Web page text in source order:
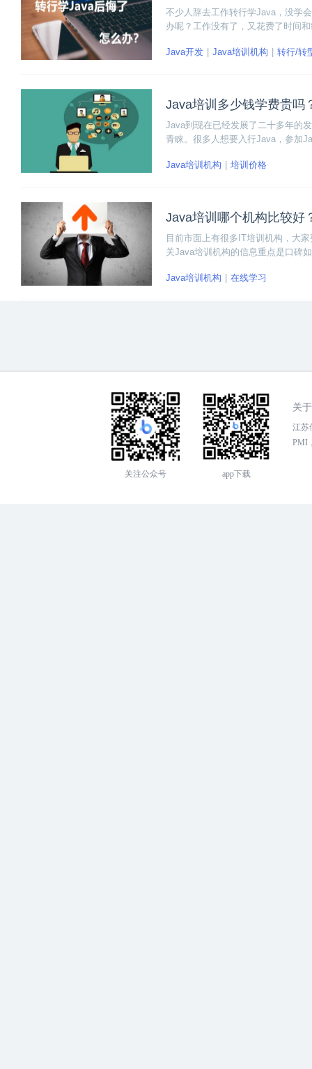
不少人辞去工作转行学Java，没学
办呢？工作没有了，又花费了时间
定了前者更容易获得成功。
Java开发 Java培训机构 转行/转
Java培训多少钱学费贵吗
Java到现在已经发展了二十多年的
青睐。很多人想要入行Java，参加
Java培训机构 培训价格
Java培训哪个机构比较好
目前市面上有很多IT培训机构，大
关Java培训机构的信息重点是口碑
Java培训机构
在线学习
关注公众号 app下载
关
江苏
PMI